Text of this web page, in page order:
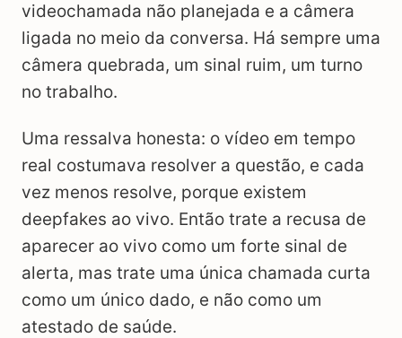
videochamada não planejada e a câmera
ligada no meio da conversa. Há sempre uma
câmera quebrada, um sinal ruim, um turno
no trabalho.
Uma ressalva honesta: o vídeo em tempo
real costumava resolver a questão, e cada
vez menos resolve, porque existem
deepfakes ao vivo. Então trate a recusa de
aparecer ao vivo como um forte sinal de
alerta, mas trate uma única chamada curta
como um único dado, e não como um
atestado de saúde.